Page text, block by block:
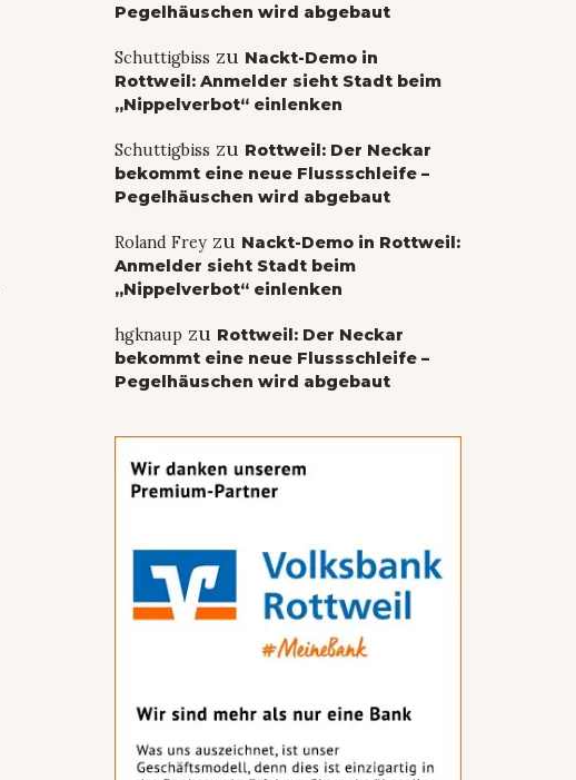
Pegelhäuschen wird abgebaut
Schuttigbiss zu Nackt-Demo in
Rottweil: Anmelder sieht Stadt beim
„Nippelverbot“ einlenken
Schuttigbiss zu Rottweil: Der Neckar
bekommt eine neue Flussschleife –
Pegelhäuschen wird abgebaut
Roland Freyzu Nackt-Demo in Rottweil:
Anmelder sieht Stadt beim
„Nippelverbot“ einlenken
hgknaupzu Rottweil: Der Neckar
bekommt eine neue Flussschleife –
Pegelhäuschen wird abgebaut